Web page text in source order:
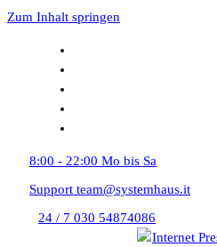
Zum Inhalt springen
8:00 - 22:00 Mo bis Sa
Support team@systemhaus.it
24 / 7 030 54874086